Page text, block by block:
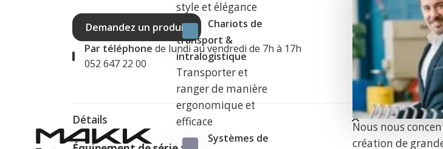
style et élégance
Chariots de
transport &
intralogistique
Transporter et
ranger de manière
ergonomique et
efficace
Systèmes de
Nous nous
création de
Demandez un produit
Par téléphone de lundi au vendredi de 7h à 17h
052 647 22 00
Détails